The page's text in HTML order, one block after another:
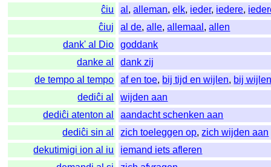
ĉiu
al ,alleman,elk, ieder, iedere,
ĉiuj
al de,alle,allemaal ,allen
dank' al Dio
goddank
danke al
dank zij
de tempo al tempo
af en toe, bij tijd en wijlen, bij
dediĉi al
wijden aan
dediĉi atenton al
aandacht schenken aan
dediĉi sin al
zich toeleggen op,zich wijden aan
dekutimigi ion al iu
iemand iets afleren